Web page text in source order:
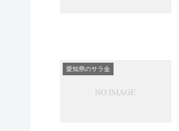
愛知県のサラ金